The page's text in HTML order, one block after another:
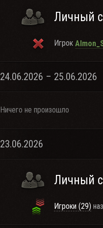
Личный
Игрок
24.06.2026 – 25.06.2026
Ничего не произошло
23.06.2026
Личный
Игроки (29)